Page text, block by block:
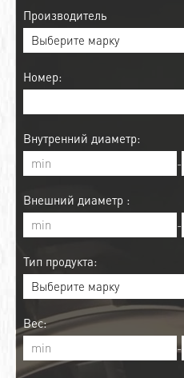
Производитель
Номер:
Внутренний диаметр:
-
Внешний диаметр :
-
Тип продукта:
Вес:
-